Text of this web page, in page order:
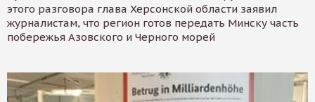
этого разговора глава Херсонской области заявил
журналистам, что регион готов передать Минску часть
побережья Азовского и Черного морей